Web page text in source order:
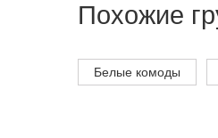
Похожие
Белые комоды